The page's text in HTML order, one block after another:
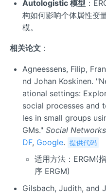
Autologistic 模型 ：
构如何影响个体属性变
模。
相关论文 ：
Agneessens, Filip,
nd Johan Koskinen.
ational settings:
social processes and
les in small groups
GMs." Social Networks
DF, Google. 提供代码
适用方法：ERGM(
序 ERGM)
Gilsbach, Judith, and